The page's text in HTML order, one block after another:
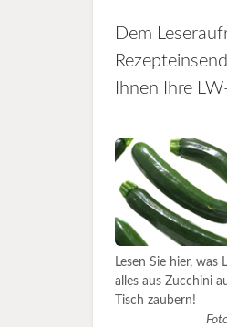
Dem
Ihnen Ihre
Lesen Sie hier, was
alles aus Zucchini
Tisch zaubern!